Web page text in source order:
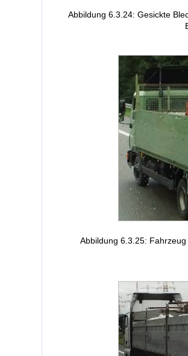
Abbildung 6.3.24: Gesickte
Abbildung 6.3.25: